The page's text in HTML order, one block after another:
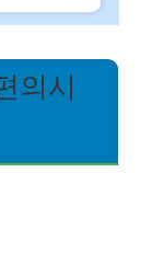
의시